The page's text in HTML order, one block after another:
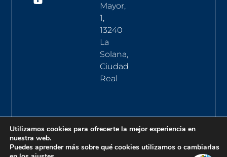
Mayor,
1,
13240
La
Solana,
Ciudad
Real
Utilizamos cookies para ofrecerte la mejor experiencia en
nuestra web.
Puedes aprender más sobre qué cookies utilizamos o cambiarlas